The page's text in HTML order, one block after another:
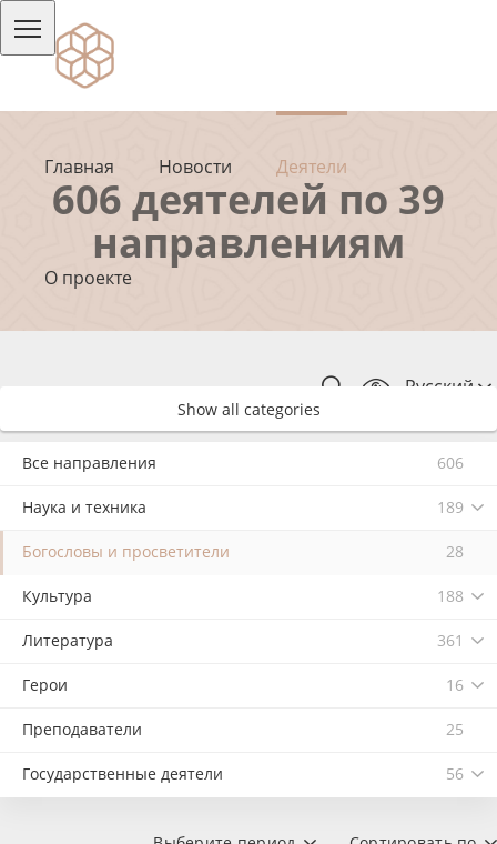
Главная Новости Деятели
О проекте
Русский
606 деятелей по 39
направлениям
Show all categories
Все направления 606
Наука и техника 189
Богословы и просветители 28
Культура 188
Литература 361
Герои 16
Преподаватели 25
Государственные деятели 56